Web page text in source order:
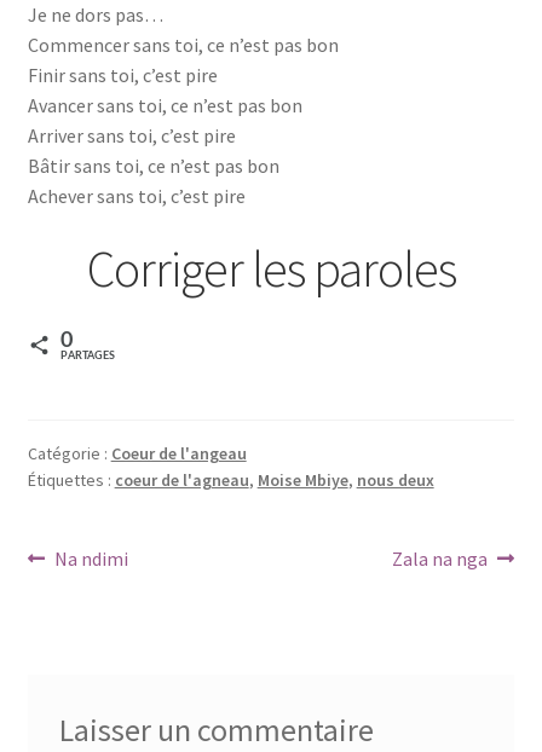
Karmapa
Live vidéo
LYCÉE MAMAN MOTEMA MPIKO
Nouveautés
olingi nini
Page d’exemple
Réserve chambre
Je ne dors pas…
Commencer sans toi, ce n’est pas bon
Finir sans toi, c’est pire
Avancer sans toi, ce n’est pas bon
Arriver sans toi, c’est pire
Bâtir sans toi, ce n’est pas bon
Achever sans toi, c’est pire
Corriger les paroles
0
PARTAGES
Catégorie : Coeur de l'angeau
Étiquettes : coeur de l'agneau, Moise Mbiye, nous deux
Navigation
Article
Na ndimi
Article
Zala na nga
Laisser un commentaire